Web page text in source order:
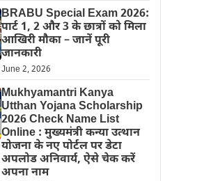
BRABU Special Exam 2026:
पार्ट 1, 2 और 3 के छात्रों को मिला
आखिरी मौका – जानें पूरी
जानकारी
June 2, 2026
Mukhyamantri Kanya
Utthan Yojana Scholarship
2026 Check Name List
Online : मुख्यमंत्री कन्या उत्थान
योजना के नए पोर्टल पर डेटा
अपलोड अनिवार्य, ऐसे चेक करें
अपना नाम